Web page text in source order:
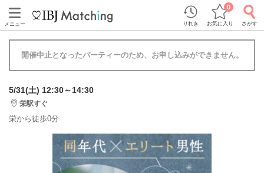
メニュー りれき お気に入り
0
さがす
開催中止となったパーティーのため、お申し込みができません。
5/31(土) 12:30～14:30
栄駅すぐ
栄から徒歩0分